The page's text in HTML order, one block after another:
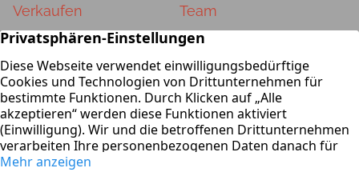
Verkaufen
Wertermittlung
Team
Impressum
Datenschutz